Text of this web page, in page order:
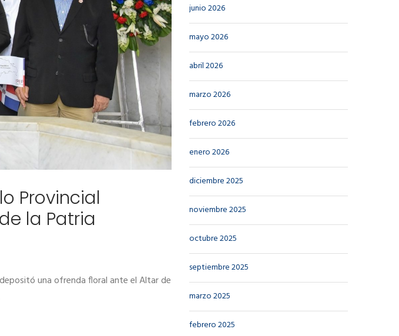
Provincial
la Patria
una ofrenda floral ante el Altar de
junio 2026
mayo 2026
abril 2026
marzo 2026
febrero 2026
enero 2026
diciembre 2025
noviembre 2025
octubre 2025
septiembre 2025
marzo 2025
febrero 2025